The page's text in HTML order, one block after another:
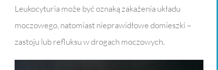
Leukocyturia może być oznaką zakażenia układu
moczowego, natomiast nieprawidłowe domieszki –
zastoju lub refluksu w drogach moczowych.